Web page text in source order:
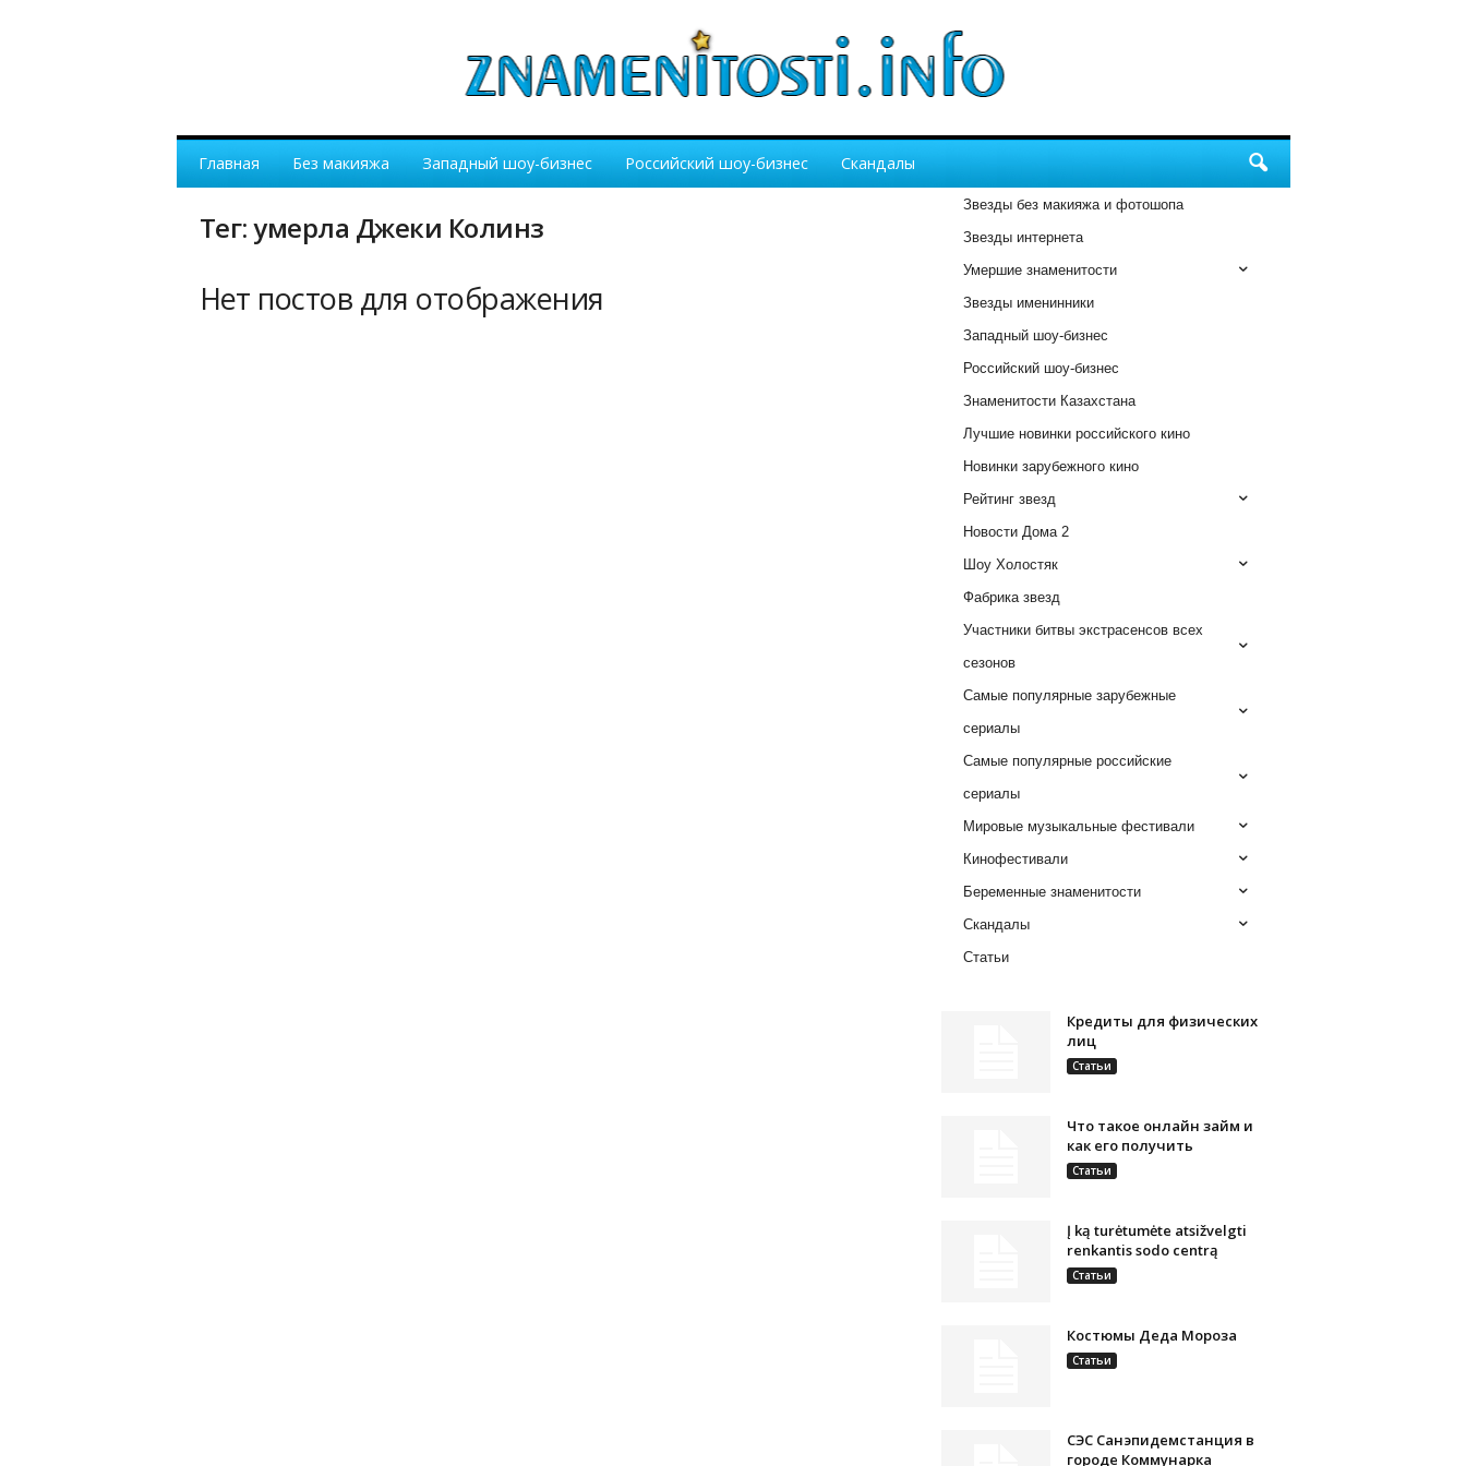
Главная Без макияжа Западный шоу-бизнес Российский шоу-бизнес Скандалы
Тег: умерла Джеки Колинз
Нет постов для отображения
Звезды без макияжа и фотошопа
Звезды интернета
Умершие знаменитости
Звезды именинники
Западный шоу-бизнес
Российский шоу-бизнес
Знаменитости Казахстана
Лучшие новинки российского кино
Новинки зарубежного кино
Рейтинг звезд
Новости Дома 2
Шоу Холостяк
Фабрика звезд
Участники битвы экстрасенсов всех
сезонов
Самые популярные зарубежные
сериалы
Самые популярные российские
сериалы
Мировые музыкальные фестивали
Кинофестивали
Беременные знаменитости
Скандалы
Статьи
Кредиты для физических
лиц
Статьи
Что такое онлайн займ и
как его получить
Статьи
Į ką turėtumėte atsižvelgti
renkantis sodo centrą
Статьи
Костюмы Деда Мороза
Статьи
СЭС Санэпидемстанция в
городе Коммунарка